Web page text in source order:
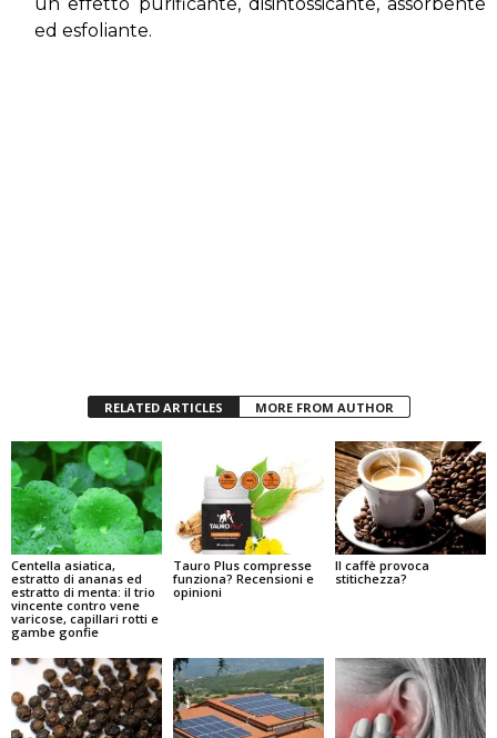
ed esfoliante.
RELATED ARTICLES MORE FROM AUTHOR
Centella asiatica,
estratto di ananas ed
estratto di menta: il trio
vincente contro vene
varicose, capillari rotti e
gambe gonfie
Tauro Plus compresse
funziona? Recensioni e
opinioni
Il caffè provoca
stitichezza?